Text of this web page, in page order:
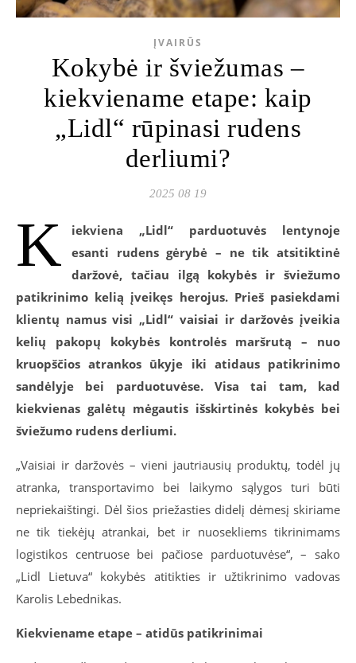
ĮVAIRŪS
Kokybė ir šviežumas –
kiekviename etape: kaip
„Lidl“ rūpinasi rudens
derliumi?
2025 08 19
K
iekviena „Lidl“ parduotuvės lentynoje
esanti rudens gėrybė – ne tik atsitiktinė
daržovė, tačiau ilgą kokybės ir šviežumo
patikrinimo kelią įveikęs herojus. Prieš pasiekdami
klientų namus visi „Lidl“ vaisiai ir daržovės įveikia
kelių pakopų kokybės kontrolės maršrutą – nuo
kruopščios atrankos ūkyje iki atidaus patikrinimo
sandėlyje bei parduotuvėse. Visa tai tam, kad
kiekvienas galėtų mėgautis išskirtinės kokybės bei
šviežumo rudens derliumi.
„Vaisiai ir daržovės – vieni jautriausių produktų, todėl jų
atranka, transportavimo bei laikymo sąlygos turi būti
nepriekaištingi. Dėl šios priežasties didelį dėmesį skiriame
ne tik tiekėjų atrankai, bet ir nuosekliems tikrinimams
logistikos centruose bei pačiose parduotuvėse“, – sako
„Lidl Lietuva“ kokybės atitikties ir užtikrinimo vadovas
Karolis Lebednikas.
Kiekviename etape – atidūs patikrinimai